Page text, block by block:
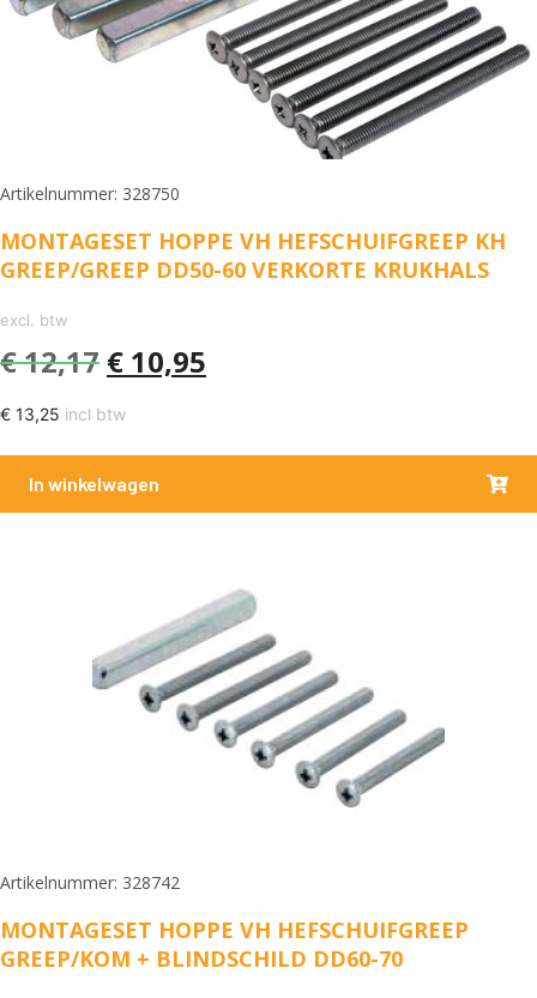
Artikelnummer: 328750
MONTAGESET HOPPE VH HEFSCHUIFGREEP KH
GREEP/GREEP DD50-60 VERKORTE KRUKHALS
excl. btw
€12,17 € 10,95
€ 13,25 incl btw
In winkelwagen
Artikelnummer: 328742
MONTAGESET HOPPE VH HEFSCHUIFGREEP
GREEP/KOM + BLINDSCHILD DD60-70